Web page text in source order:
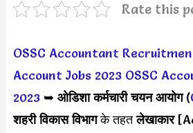
Rate this
OSSC Accountant
Account Jobs 2023 OSSC
2023➥ ओडिशा कर्मचारी चयन आयोग(
शहरी विकास विभागके तहतलेखाकार